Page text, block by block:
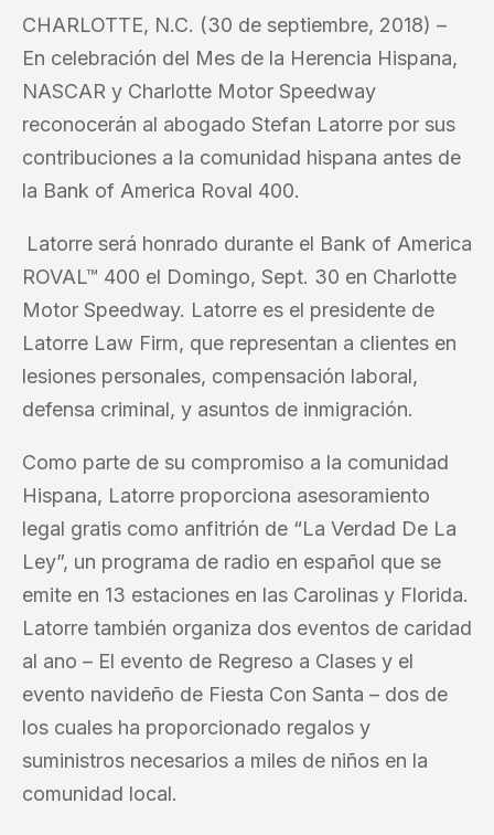
CHARLOTTE, N.C. (30 de septiembre, 2018) –
En celebración del Mes de la Herencia Hispana,
NASCAR y Charlotte Motor Speedway
reconocerán al abogado Stefan Latorre por sus
contribuciones a la comunidad hispana antes de
la Bank of America Roval 400.
Latorre será honrado durante el Bank of America
ROVAL™ 400 el Domingo, Sept. 30 en Charlotte
Motor Speedway. Latorre es el presidente de
Latorre Law Firm, que representan a clientes en
lesiones personales, compensación laboral,
defensa criminal, y asuntos de inmigración.
Como parte de su compromiso a la comunidad
Hispana, Latorre proporciona asesoramiento
legal gratis como anfitrión de “La Verdad De La
Ley”, un programa de radio en español que se
emite en 13 estaciones en las Carolinas y Florida.
Latorre también organiza dos eventos de caridad
al ano – El evento de Regreso a Clases y el
evento navideño de Fiesta Con Santa – dos de
los cuales ha proporcionado regalos y
suministros necesarios a miles de niños en la
comunidad local.